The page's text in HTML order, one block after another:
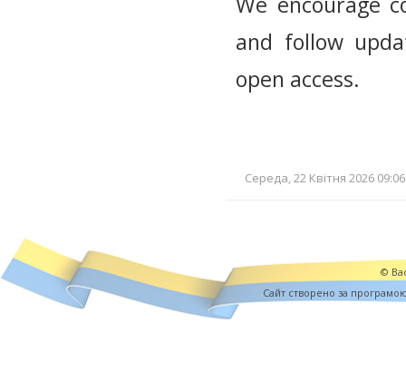
and follow
open access.
Середа, 22 Квітня 2026
©
Cайт створено за